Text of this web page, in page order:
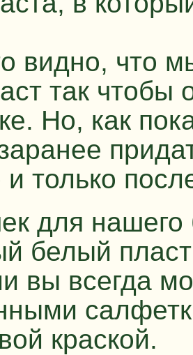
видно, что
так чтобы
Но, как
только
для нашего
белый
вы всегда
краской.